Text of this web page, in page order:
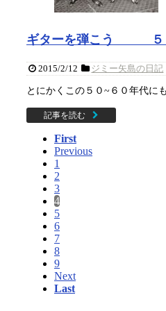
ギターを弾こう ５
2015/2/12 ジミー矢島の日記
とにかくこの５０~６０年代に
記事を読む
First
Previous
1
2
3
4
5
6
7
8
9
Next
Last